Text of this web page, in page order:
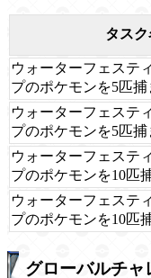
タスク
ウォーターフェステ
プのポケモンを5匹捕
ウォーターフェステ
プのポケモンを5匹捕
ウォーターフェステ
プのポケモンを10匹
ウォーターフェステ
プのポケモンを10匹
グローバルチャ